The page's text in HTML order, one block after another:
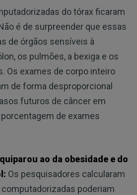
do tórax ficaram
é de surpreender que essas
de órgãos sensíveis à
os pulmões, a bexiga e os
Os exames de corpo inteiro
de forma desproporcional
futuros de câncer em
de exames
ao da obesidade e do
Os pesquisadores calcularam
poderiam